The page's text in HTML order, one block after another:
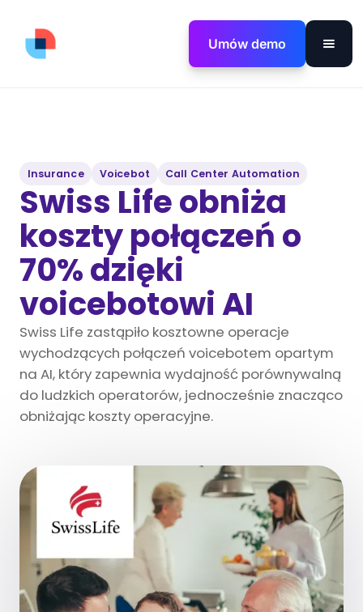
Umów demo
Insurance Voicebot Call Center Automation
Swiss Life obniża
koszty połączeń o
70% dzięki
voicebotowi AI
Swiss Life zastąpiło kosztowne operacje
wychodzących połączeń voicebotem opartym
na AI, który zapewnia wydajność porównywalną
do ludzkich operatorów, jednocześnie znacząco
obniżając koszty operacyjne.